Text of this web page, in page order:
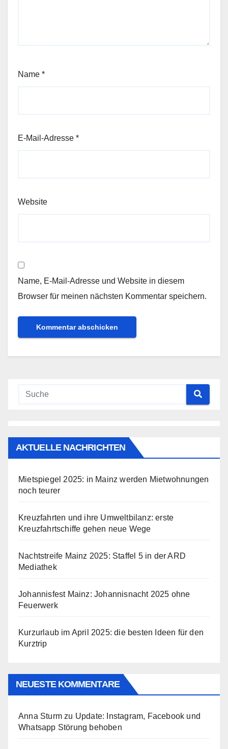
Name *
E-Mail-Adresse *
Website
Name, E-Mail-Adresse und Website in diesem
Browser für meinen nächsten Kommentar speichern.
AKTUELLE NACHRICHTEN
Mietspiegel 2025: in Mainz werden Mietwohnungen
noch teurer
Kreuzfahrten und ihre Umweltbilanz: erste
Kreuzfahrtschiffe gehen neue Wege
Nachtstreife Mainz 2025: Staffel 5 in der ARD
Mediathek
Johannisfest Mainz: Johannisnacht 2025 ohne
Feuerwerk
Kurzurlaub im April 2025: die besten Ideen für den
Kurztrip
NEUESTE KOMMENTARE
Anna Sturm zu Update: Instagram, Facebook und
Whatsapp Störung behoben